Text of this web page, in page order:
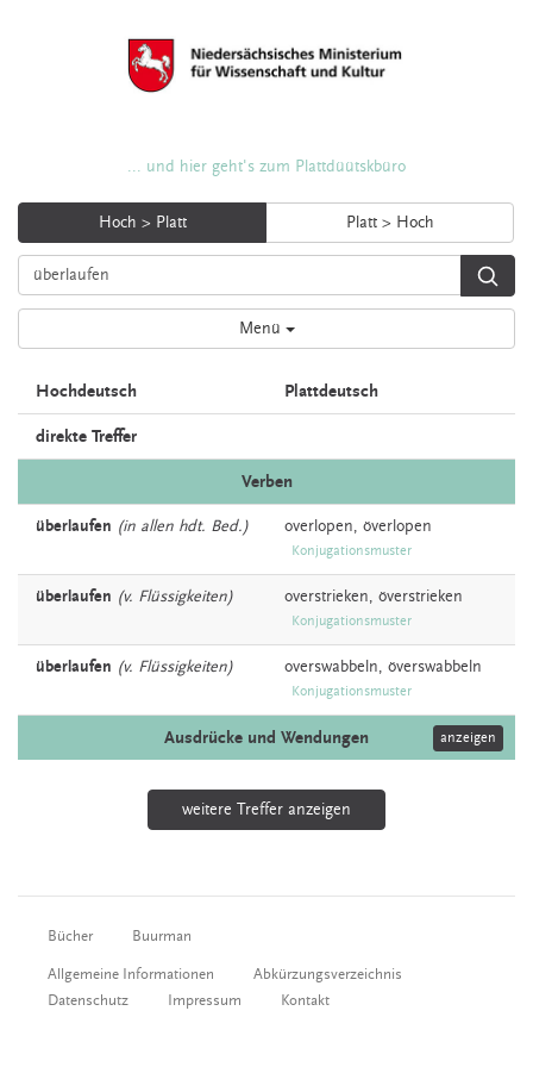
... und hier geht's zum Plattdüütskbüro
Hoch > Platt Platt > Hoch
Menü
Hochdeutsch Plattdeutsch
direkte Treffer
Verben
überlaufen (in allen hdt. Bed.) overlopen, överlopen
Konjugationsmuster
überlaufen (v. Flüssigkeiten) overstrieken, överstrieken
Konjugationsmuster
überlaufen (v. Flüssigkeiten) overswabbeln, överswabbeln
Konjugationsmuster
Ausdrücke und Wendungen anzeigen
weitere Treffer anzeigen
Bücher Buurman
Allgemeine Informationen
Abkürzungsverzeichnis
Datenschutz
Impressum Kontakt